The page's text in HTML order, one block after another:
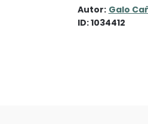
Autor: Galo
ID: 1034412